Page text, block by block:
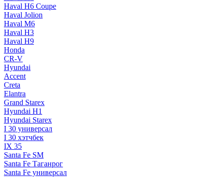
Haval H6 Coupe
Haval Jolion
Haval M6
Haval Н3
Haval Н9
Honda
CR-V
Hyundai
Accent
Creta
Elantra
Grand Starex
Hyundai H1
Hyundai Starex
I 30 универсал
I 30 хэтчбек
IX 35
Santa Fe SM
Santa Fe Таганрог
Santa Fe универсал